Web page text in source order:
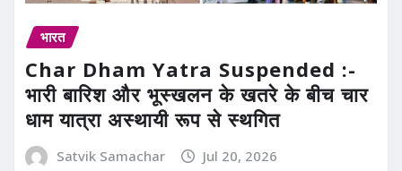
भारत
Char Dham Yatra Suspended :-
भारी बारिश और भूस्खलन के खतरे के बीच चार
धाम यात्रा अस्थायी रूप से स्थगित
Satvik Samachar Jul 20, 2026